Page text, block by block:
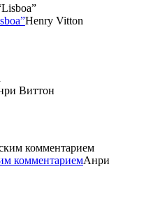
Henry Vitton
Виттон
комментариемАнри